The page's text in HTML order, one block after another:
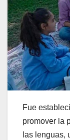
Fue
promover la
las lenguas,